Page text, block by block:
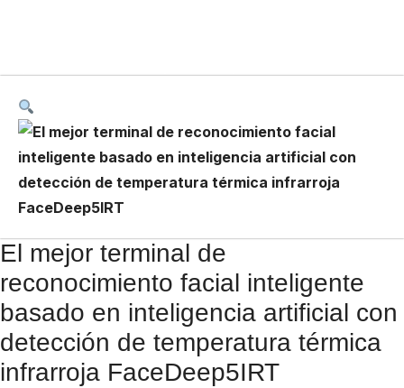
El mejor terminal de
reconocimiento facial inteligente
basado en inteligencia artificial con
detección de temperatura térmica
infrarroja FaceDeep5IRT